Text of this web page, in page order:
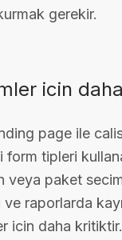
gerekir.
icin
page ile
form tipleri
veya paket
ve raporlarda
icin daha